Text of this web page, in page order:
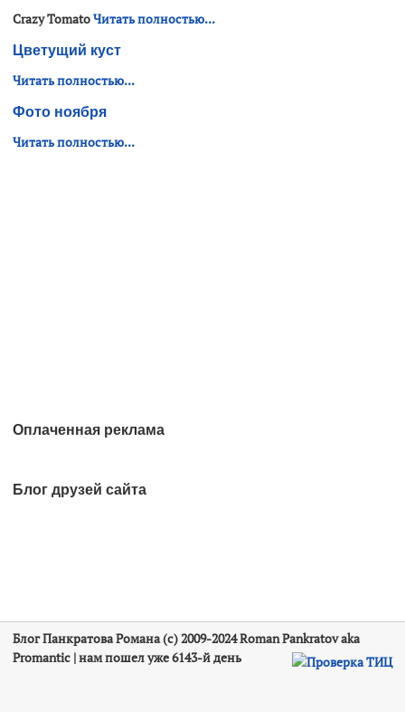
Crazy TomatoЧитать полностью...
Цветущий куст
Читать полностью...
Фото ноября
Читать полностью...
Оплаченная реклама
Блог друзей сайта
Блог Панкратова Романа (c) 2009-2024 Roman Pankratov aka
Promantic |нам пошел уже 6143-й день